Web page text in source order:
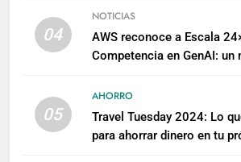
04
NOTICIAS
AWS reconoce a Escala
Competencia en GenAI: un
05
AHORRO
Travel Tuesday 2024: Lo
para ahorrar dinero en tu